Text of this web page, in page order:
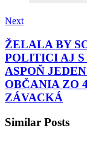
Next
ŽELALA BY
POLITICI AJ
ASPOŇ
OBČANIA ZO
ZÁVACKÁ
Similar Posts